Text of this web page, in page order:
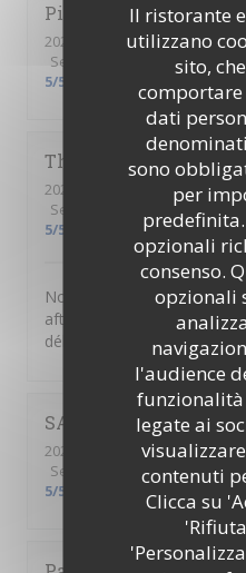
Il ristorante
utilizzano
sito,
dati
sono
per
opzionali
consenso.
opzionali
l'audience
funzionalità
legate ai
contenuti
Clicca su
Pierre
2026-06-18
- 18:30 - Ospiti 6
Servizio
Atmosfera :5/5
5/5
Thibault S
2026-06-18
- 18:00 - Ospiti 1
Servizio
Atmosfera : /5
5/5
Nous avons passer un
afterwork entre collègues.
délicieux. Bravo et merci
SABRINA A
2026-06-18
- 18:00 - Ospiti 1
Servizio
Atmosfera:5 /5
5/5